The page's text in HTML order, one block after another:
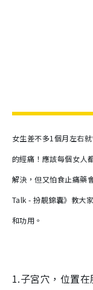
女生差不多1個月左右
的經痛！應該每個女人
解決，但又怕食止痛藥
Talk - 扮靚錦囊》教大
和功用。
1.子宮穴，位置